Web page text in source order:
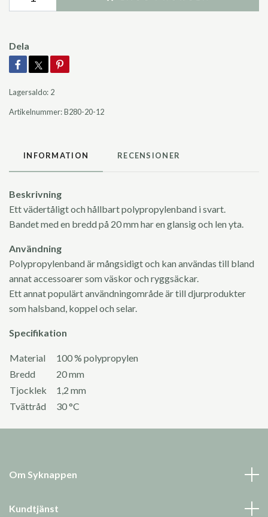
Dela
Lagersaldo: 2
Artikelnummer:B280-20-12
INFORMATION RECENSIONER
Beskrivning
Ett vädertåligt och hållbart polypropylenband i svart.
Bandet med en bredd på 20 mm har en glansig och len yta.
Användning
Polypropylenband är mångsidigt och kan användas till bland
annat accessoarer som väskor och ryggsäckar.
Ett annat populärt användningområde är till djurprodukter
som halsband, koppel och selar.
Specifikation
Material
100 % polypropylen
Bredd
20 mm
Tjocklek
1,2 mm
Tvättråd
30 °C
Om Syknappen
Kundtjänst